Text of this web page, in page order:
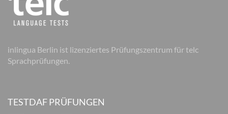
inlingua Berlin ist lizenziertes Prüfungszentrum für telc
Sprachprüfungen.
TESTDAF PRÜFUNGEN